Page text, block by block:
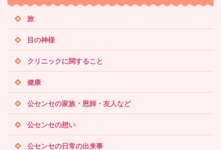
索
旅
目の神様
クリニックに関すること
健康
公センセの家族・恩師・友人など
公センセの想い
公センセの日常の出来事